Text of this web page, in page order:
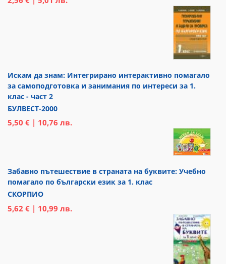
Искам да знам: Интегрирано интерактивно помагало
за самоподготовка и занимания по интереси за 1.
клас - част 2
БУЛВЕСТ-2000
5,50 € | 10,76 лв.
Забавно пътешествие в страната на буквите: Учебно
помагало по български език за 1. клас
СКОРПИО
5,62 € | 10,99 лв.